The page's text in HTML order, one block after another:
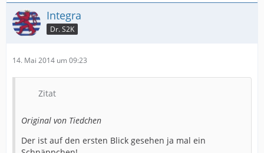
Integra
Dr. S2K
14. Mai 2014 um 09:23
Zitat
Original von Tiedchen
Der ist auf den ersten Blick gesehen ja mal ein